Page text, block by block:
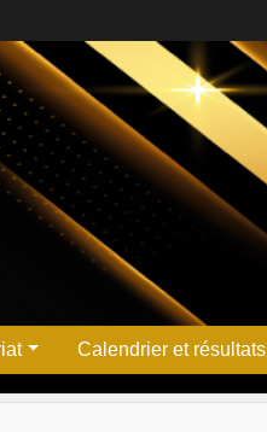
Calendrier et résultats